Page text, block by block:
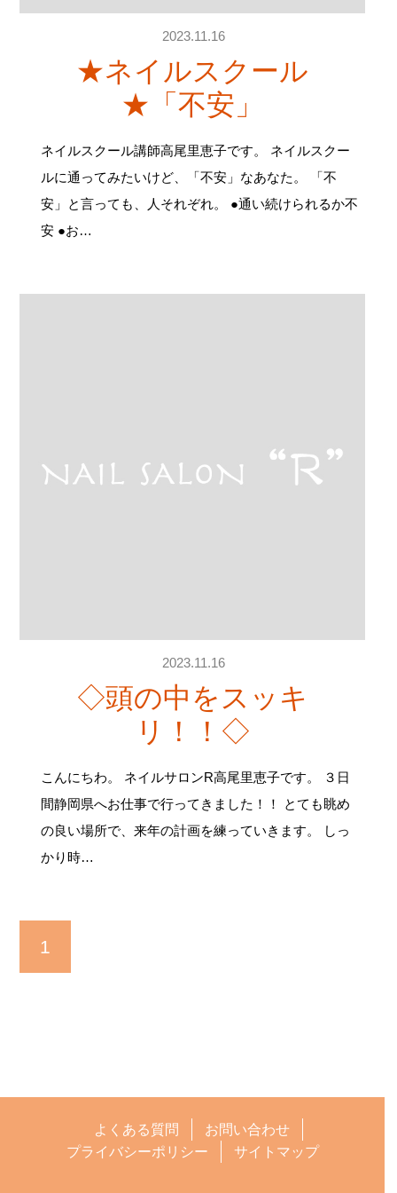
2023.11.16
★ネイルスクール
★「不安」
ネイルスクール講師高尾里恵子です。 ネイルスクー
ルに通ってみたいけど、「不安」なあなた。 「不
安」と言っても、人それぞれ。 ●通い続けられるか不
安 ●お…
2023.11.16
◇頭の中をスッキ
リ！！◇
こんにちわ。 ネイルサロンR高尾里恵子です。 ３日
間静岡県へお仕事で行ってきました！！ とても眺め
の良い場所で、来年の計画を練っていきます。 しっ
かり時…
1
よくある質問
お問い合わせ
プライバシーポリシー
サイトマップ